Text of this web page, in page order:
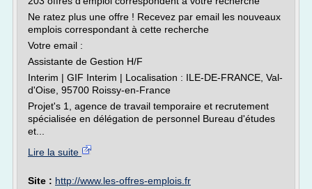
Ne ratez plus une offre ! Recevez par email les nouveaux
emplois correspondant à cette recherche
Votre email :
Assistante de Gestion H/F
Interim | GIF Interim | Localisation : ILE-DE-FRANCE, Val-
d'Oise, 95700 Roissy-en-France
Projet's 1, agence de travail temporaire et recrutement
spécialisée en délégation de personnel Bureau d'études
et...
Lire la suite
Site : http://www.les-offres-emplois.fr